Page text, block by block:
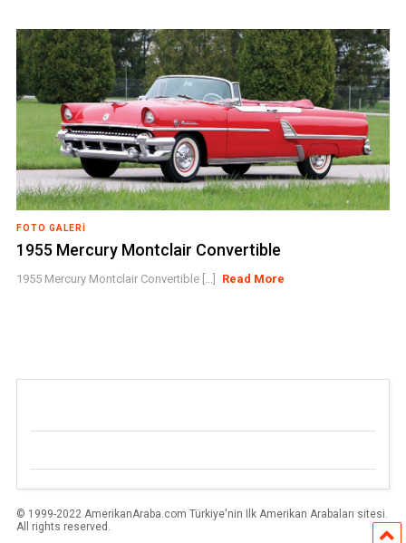
FOTO GALERI
1955 Mercury Montclair Convertible
1955 Mercury Montclair Convertible [...] Read More
© 1999-2022 AmerikanAraba.com Türkiye'nin Ilk Amerikan Arabaları sitesi.
All rights reserved.